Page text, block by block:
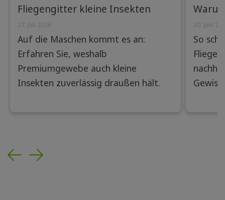
Fliegengitter kleine Insekten
nicht abhalten – und wie
Premiumgewebe den
Unterschied machen
27. Juli 2026
Auf die Maschen kommt es an:
Erfahren Sie, weshalb
Premiumgewebe auch kleine
Insekten zuverlässig draußen hält.
30. Juni
So
Previous
Next